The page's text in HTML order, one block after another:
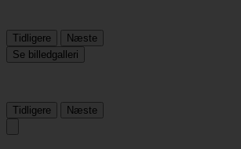
Tidligere
Næste
Se billedgalleri
Tidligere Næste